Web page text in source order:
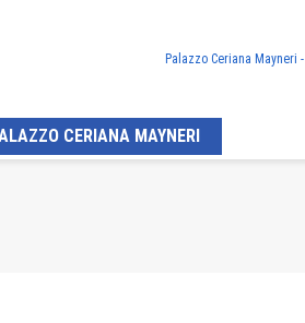
Palazzo Ceriana Mayneri
CERIANA MAYNERI